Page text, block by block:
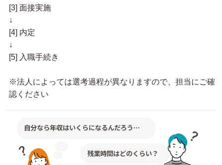
[3] 面接実施
↓
[4] 内定
↓
[5] 入職手続き
※法人によっては選考過程が異なりますので、担当にご確
認ください